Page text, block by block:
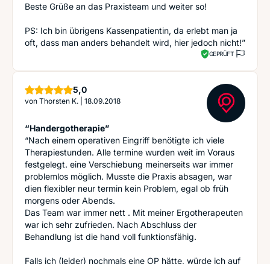
Beste Grüße an das Praxisteam und weiter so!
PS: Ich bin übrigens Kassenpatientin, da erlebt man ja
oft, dass man anders behandelt wird, hier jedoch nicht!”
GEPRÜFT
5,0Sterne
von Thorsten K. 18.09.2018
“Handergotherapie”
“Nach einem operativen Eingriff benötigte ich viele
Therapiestunden. Alle termine wurden weit im Voraus
festgelegt. eine Verschiebung meinerseits war immer
problemlos möglich. Musste die Praxis absagen, war
dien flexibler neur termin kein Problem, egal ob früh
morgens oder Abends.
Das Team war immer nett . Mit meiner Ergotherapeuten
war ich sehr zufrieden. Nach Abschluss der
Behandlung ist die hand voll funktionsfähig.
Falls ich (leider) nochmals eine OP hätte, würde ich auf